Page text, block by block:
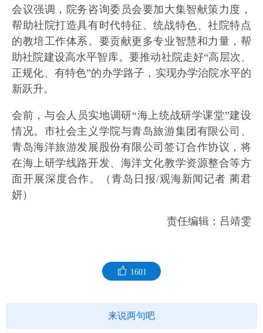
会议强调，院务咨询委员会要加大集智献策力度，
帮助社院打造具有时代特征、统战特色、社院特点
的教培工作体系。要贡献更多专业智慧和力量，帮
助社院建设高水平智库。要推动社院走好“高层次、
正规化、有特色”的办学路子，实现办学治院水平的
新跃升。
会前，与会人员实地调研“海上统战研学课堂”建设
情况。市社会主义学院与青岛旅游集团有限公司、
青岛海洋旅游发展股份有限公司签订合作协议，将
在海上研学线路开发、海洋文化教学资源整合等方
面开展深度合作。（青岛日报/观海新闻记者 蔺君
妍）
责任编辑：吕靖雯
1601
来说两句吧